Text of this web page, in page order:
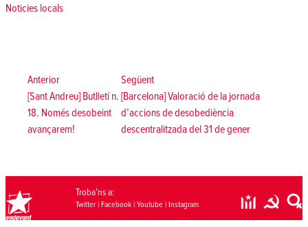
Posted in
Noticies locals
d'entradesAnteriorAnterior:
[Sant Andreu] Butlletí n.
18. Només desobeint
avançarem!
SegüentSegüent:
[Barcelona] Valoració de la jornada
d’accions de desobediència
descentralitzada del 31 de gener
Troba’ns a:
Twitter| Facebook| Youtube| Instagram